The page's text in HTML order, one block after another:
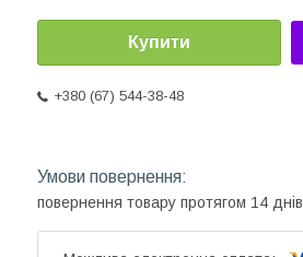
Купити
+380 (67) 544-38-48
повернення товару протягом 14 днів